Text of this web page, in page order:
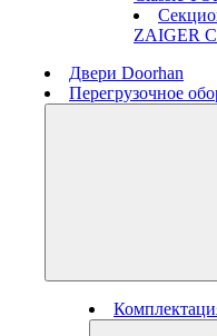
ZAIGER
Двери Doorhan
Перегрузочное